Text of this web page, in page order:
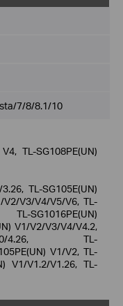
7/8/8.1/10
TL-SG108PE(UN)
TL-SG105E(UN)
V2/V3/V4/V5/V6, TL-
SG1016PE(UN)
V1/V2/V3/V4/V4.2,
4.20/4.26, TL-
V1/V2, TL-
V1/V1.2/V1.26, TL-